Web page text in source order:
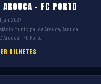
AROUCA – FC PORTO
jan. 2027
Municipal de Arouca, Arouca
Arouca – FC Porto
BILHETES